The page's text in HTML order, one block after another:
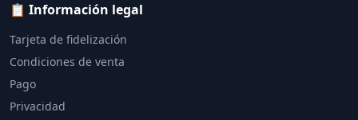
📋 Información legal
Tarjeta de fidelización
Condiciones de venta
Pago
Privacidad